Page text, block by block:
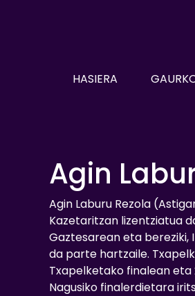
HASIERA
Agin
Agin Laburu Rezola
Kazetaritzan lizentziatua
Gaztesarean eta
da parte hartzaile.
Txapelketako finalean eta
Nagusiko finalerdietara